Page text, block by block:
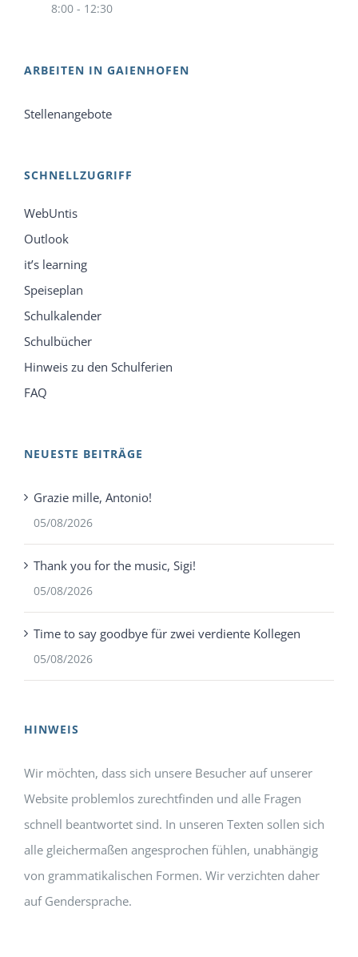
8:00 - 12:30
ARBEITEN IN GAIENHOFEN
Stellenangebote
SCHNELLZUGRIFF
WebUntis
Outlook
it’s learning
Speiseplan
Schulkalender
Schulbücher
Hinweis zu den Schulferien
FAQ
NEUESTE BEITRÄGE
Grazie mille, Antonio!
05/08/2026
Thank you for the music, Sigi!
05/08/2026
Time to say goodbye für zwei verdiente Kollegen
05/08/2026
HINWEIS
Wir möchten, dass sich unsere Besucher auf unserer
Website problemlos zurechtfinden und alle Fragen
schnell beantwortet sind. In unseren Texten sollen sich
alle gleichermaßen angesprochen fühlen, unabhängig
von grammatikalischen Formen. Wir verzichten daher
auf Gendersprache.